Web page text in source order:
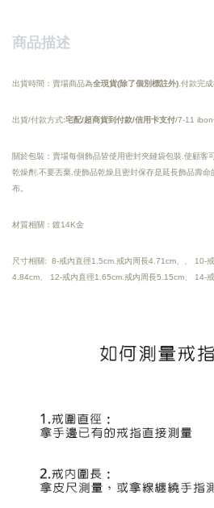
商品描述
出貨時間：賣場商品為全現貨(除了個別標註外).付款完成
出貨/付款方式:宅配/超商貨到付款/信用卡支付/7-11 ibon
關於包裝：賣場每個飾品皆使用密封夾鏈袋包裝.使顧客
乾燥劑.不要丟棄.使飾品乾燥且密封保存是延長飾品壽
布。
材質相關：鍍14K金
尺寸相關: 8-戒內直徑1.5cm.戒內周長4.71cm、、
10-
4.84cm、
12-戒內直徑1.65cm.戒內周長5.15cm、 14-